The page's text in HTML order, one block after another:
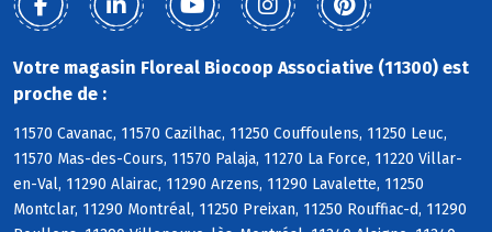
Votre magasin Floreal Biocoop Associative (11300) est
proche de :
11570 Cavanac, 11570 Cazilhac, 11250 Couffoulens, 11250 Leuc,
11570 Mas-des-Cours, 11570 Palaja, 11270 La Force, 11220 Villar-
en-Val, 11290 Alairac, 11290 Arzens, 11290 Lavalette, 11250
Montclar, 11290 Montréal, 11250 Preixan, 11250 Rouffiac-d, 11290